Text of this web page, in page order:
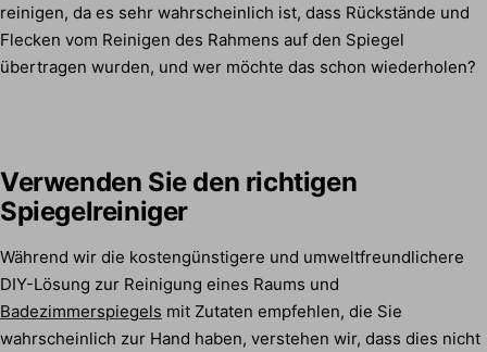
reinigen, da es sehr wahrscheinlich ist, dass Rückstände und
Flecken vom Reinigen des Rahmens auf den Spiegel
übertragen wurden, und wer möchte das schon wiederholen?
Verwenden Sie den richtigen
Spiegelreiniger
Während wir die kostengünstigere und umweltfreundlichere
DIY-Lösung zur Reinigung eines Raums und
Badezimmerspiegels mit Zutaten empfehlen, die Sie
wahrscheinlich zur Hand haben, verstehen wir, dass dies nicht